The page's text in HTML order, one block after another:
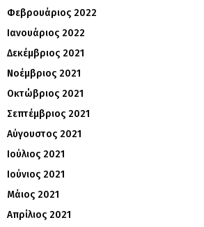
Φεβρουάριος 2022
Ιανουάριος 2022
Δεκέμβριος 2021
Νοέμβριος 2021
Οκτώβριος 2021
Σεπτέμβριος 2021
Αύγουστος 2021
Ιούλιος 2021
Ιούνιος 2021
Μάιος 2021
Απρίλιος 2021